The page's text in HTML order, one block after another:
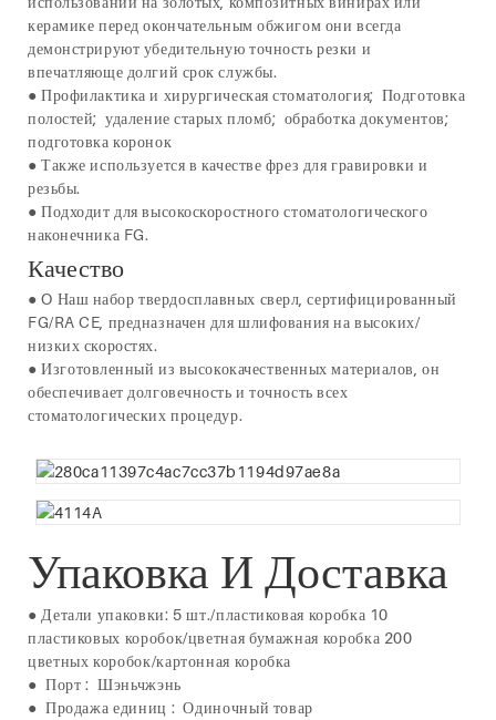
керамике перед окончательным обжигом они всегда
демонстрируют убедительную точность резки и
впечатляюще долгий срок службы.
● Профилактика и хирургическая стоматология; Подготовка
полостей; удаление старых пломб; обработка документов;
подготовка коронок
● Также используется в качестве фрез для гравировки и
резьбы.
● Подходит для высокоскоростного стоматологического
наконечника FG.
Качество
●O Наш набор твердосплавных сверл, сертифицированный
FG/RA CE, предназначен для шлифования на высоких/
низких скоростях.
●Изготовленный из высококачественных материалов, он
обеспечивает долговечность и точность всех
стоматологических процедур.
Упаковка И Доставка
● Детали упаковки: 5 шт./пластиковая коробка 10
пластиковых коробок/цветная бумажная коробка 200
цветных коробок/картонная коробка
● Порт: Шэньчжэнь
● Продажа единиц : Одиночный товар